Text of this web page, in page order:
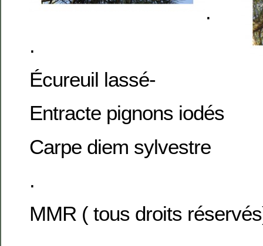
.
.
Écureuil lassé-
Entracte pignons iodés
Carpe diem sylvestre
.
MMR ( tous droits